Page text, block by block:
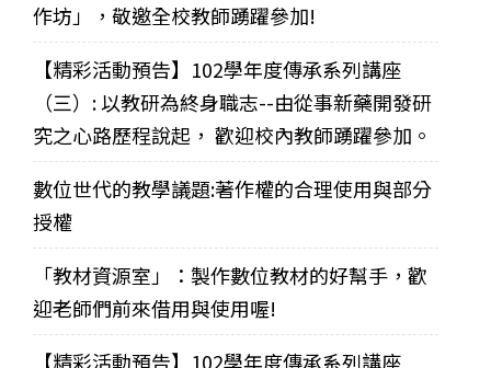
作坊」，敬邀全校教師踴躍參加!
【精彩活動預告】102學年度傳承系列講座
（三）: 以教研為終身職志--由從事新藥開發研
究之心路歷程說起， 歡迎校內教師踴躍參加。
數位世代的教學議題:著作權的合理使用與部分
授權
「教材資源室」：製作數位教材的好幫手，歡
迎老師們前來借用與使用喔!
【精彩活動預告】102學年度傳承系列講座